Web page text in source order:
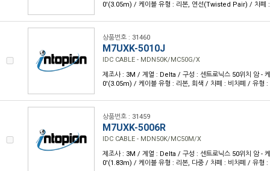
0'(3.05m) / 케이블 유형 : 리본, 연선(Twisted Pair) / 차폐 :
상품번호 : 31460
M7UXK-5010J
IDC CABLE - MDN50K/MC50G/X
제조사 : 3M / 계열 : Delta / 구성 : 센트로닉스 50위치 암 -
0'(3.05m) / 케이블 유형 : 리본, 회색 / 차폐 : 비차폐 / 유형 :
상품번호 : 31459
M7UXK-5006R
IDC CABLE - MDN50K/MC50M/X
제조사 : 3M / 계열 : Delta / 구성 : 센트로닉스 50위치 암 -
0'(1.83m) / 케이블 유형 : 리본, 다중 / 차폐 : 비차폐 / 유형 :